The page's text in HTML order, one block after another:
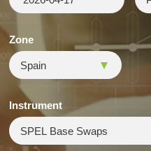
Zone
Instrument